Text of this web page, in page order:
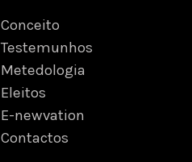
Conceito
Testemunhos
Metedologia
Eleitos
E-newvation
Contactos